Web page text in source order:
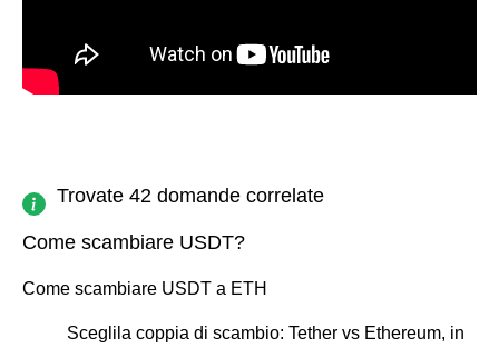
Trovate 42 domande correlate
Come scambiare USDT?
Come scambiare USDT a ETH
Sceglila coppia di scambio: Tether vs Ethereum, in